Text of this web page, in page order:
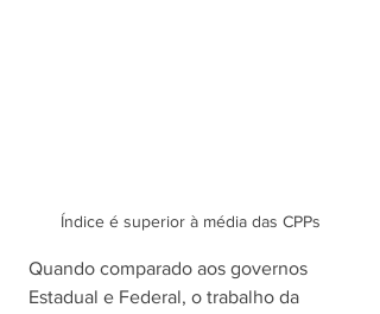
Índice é superior à média das CPPs
Quando comparado aos governos
Estadual e Federal, o trabalho da